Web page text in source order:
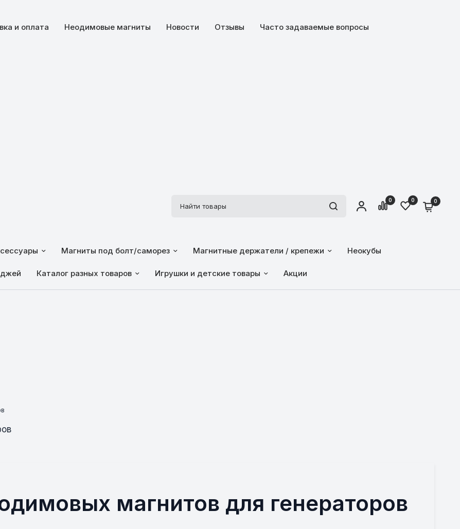
и оплата Неодимовые магниты Новости Отзывы Часто задаваемые вопросы
0 0 0
Магниты под болт/саморез Магнитные держатели / крепежи Неокубы
Каталог разных товаров Игрушки и детские товары Акции
магнитов для генераторов